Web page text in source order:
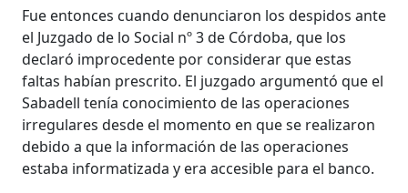
Fue entonces cuando denunciaron los despidos ante
el Juzgado de lo Social nº 3 de Córdoba, que los
declaró improcedente por considerar que estas
faltas habían prescrito. El juzgado argumentó que el
Sabadell tenía conocimiento de las operaciones
irregulares desde el momento en que se realizaron
debido a que la información de las operaciones
estaba informatizada y era accesible para el banco.